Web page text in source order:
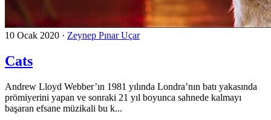
10 Ocak 2020 · Zeynep Pınar Uçar
Cats
Andrew Lloyd Webber’ın 1981 yılında Londra’nın batı yakasında
prömiyerini yapan ve sonraki 21 yıl boyunca sahnede kalmayı
başaran efsane müzikali bu k...